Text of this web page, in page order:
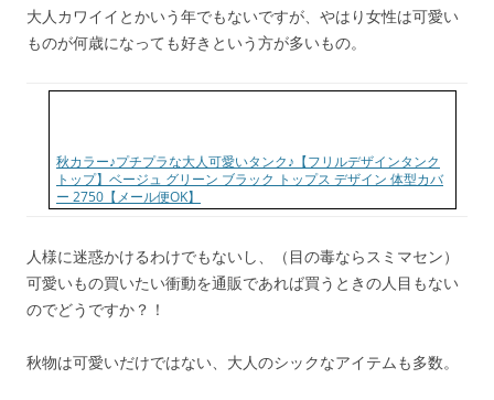
大人カワイイとかいう年でもないですが、やはり女性は可愛い
ものが何歳になっても好きという方が多いもの。
秋カラー♪プチプラな大人可愛いタンク♪【フリルデザインタンク
トップ】ベージュ グリーン ブラック トップス デザイン 体型カバ
ー 2750【メール便OK】
人様に迷惑かけるわけでもないし、（目の毒ならスミマセン）
可愛いもの買いたい衝動を通販であれば買うときの人目もない
のでどうですか？！
秋物は可愛いだけではない、大人のシックなアイテムも多数。